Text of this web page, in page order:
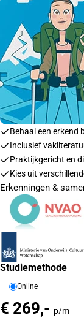
Behaal een erkend
Inclusief
Praktijkgericht en
Kies uit
Erkenningen &
Studiemethode
Online
€ 269,- p/m